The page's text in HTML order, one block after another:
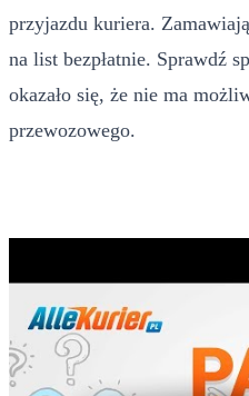
przyjazdu kuriera.
na list bezpłatnie. Sprawdź
okazało się, że nie ma
przewozowego.